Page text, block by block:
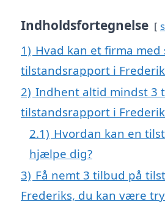
Indholdsfortegnelse
1) Hvad kan et firma med
tilstandsrapport i
2) Indhent altid mindst 3
tilstandsrapport i
2.1) Hvordan kan en
hjælpe dig?
3) Få nemt 3 tilbud på
Frederiks, du kan være